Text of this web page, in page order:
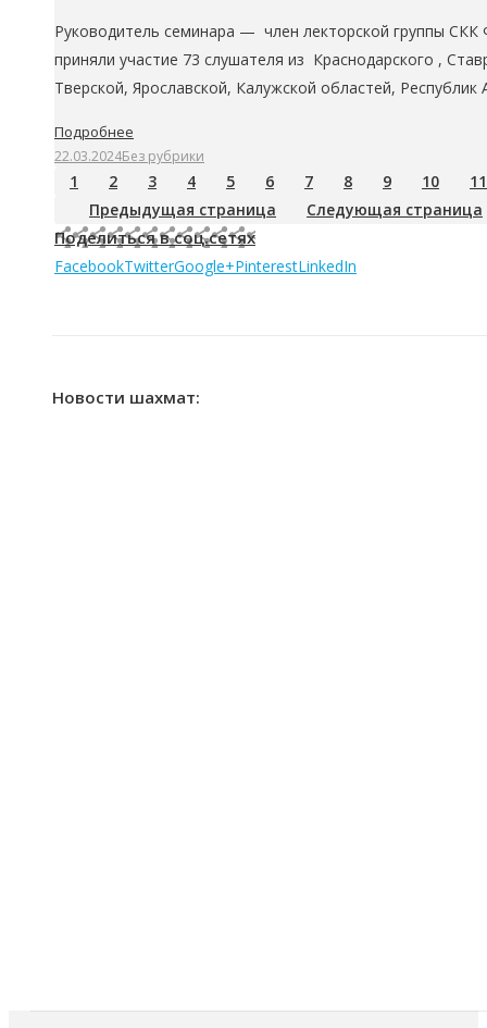
Руководитель семинара — член лекторской группы
приняли участие 73 слушателя из Краснодарского ,
Тверской, Ярославской, Калужской областей,
Подробнее
22.03.2024Без рубрики
1 2 3 4 5 6 7 8 9 10
11
Предыдущая страница
Следующая страница
Поделиться в соц.сетях
FacebookTwitterGoogle+PinterestLinkedIn
Новости шахмат: